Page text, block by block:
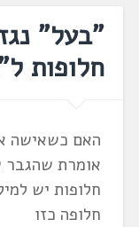
"בעל"
חלופות
האם כשאישה
אומרת שהגבר
חלופות יש
חלופה כזו